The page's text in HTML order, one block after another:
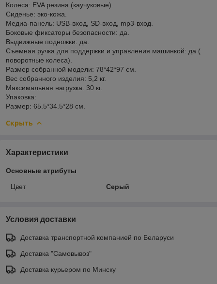
Колеса: EVA резина (каучуковые).
Сиденье: эко-кожа.
Медиа-панель: USB-вход, SD-вход, mp3-вход.
Боковые фиксаторы безопасности: да.
Выдвижные подножки: да.
Съемная ручка для поддержки и управления машинкой: да (
поворотные колеса).
Размер собранной модели: 78*42*97 см.
Вес собранного изделия: 5,2 кг.
Максимальная нагрузка: 30 кг.
Упаковка:
Размер: 65.5*34.5*28 см.
Скрыть
Характеристики
Основные атрибуты
Цвет Серый
Условия доставки
Доставка транспортной компанией по Беларуси
Доставка "Самовывоз"
Доставка курьером по Минску